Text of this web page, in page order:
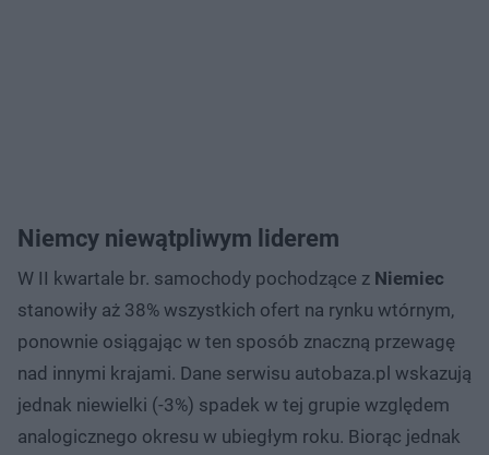
Niemcy niewątpliwym liderem
W II kwartale br. samochody pochodzące z Niemiec
stanowiły aż 38% wszystkich ofert na rynku wtórnym,
ponownie osiągając w ten sposób znaczną przewagę
nad innymi krajami. Dane serwisu autobaza.pl wskazują
jednak niewielki (-3%) spadek w tej grupie względem
analogicznego okresu w ubiegłym roku. Biorąc jednak